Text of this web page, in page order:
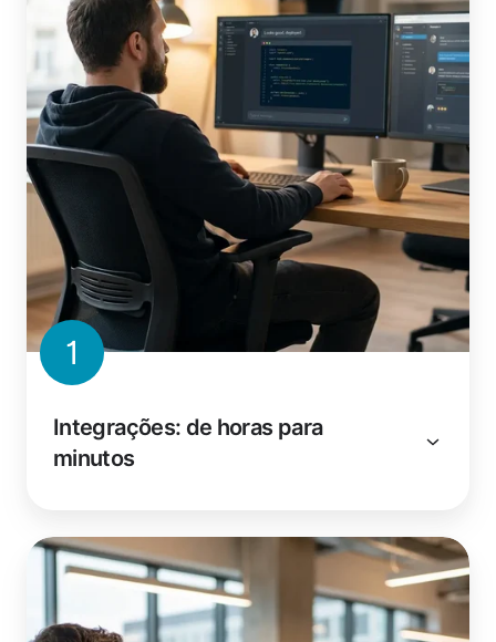
1
Integrações: de horas para
minutos